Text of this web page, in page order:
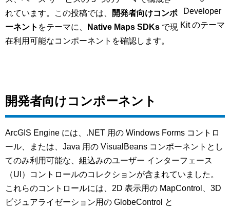
れています。この投稿では、
開発者向けコンポ
ーネント をテーマに、 Native Maps SDKs で現
在利用可能なコンポーネントを確認します。
Developer
Kit のテーマ
開発者向けコンポーネント
ArcGIS Engine には、.NET 用の Windows Forms コントロ
ール、または、Java 用の VisualBeans コンポーネントとし
てのみ利用可能な、組込みのユーザー インターフェース
（UI）コントロールのコレクションが含まれていました。
これらのコントロールには、2D 表示用の MapControl、3D
ビジュアライゼーション用の GlobeControl と